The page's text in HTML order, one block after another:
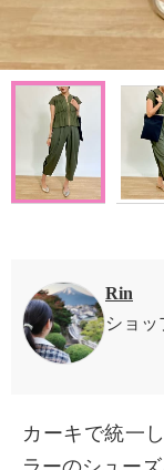
Rin
ショッ
カーキで統一